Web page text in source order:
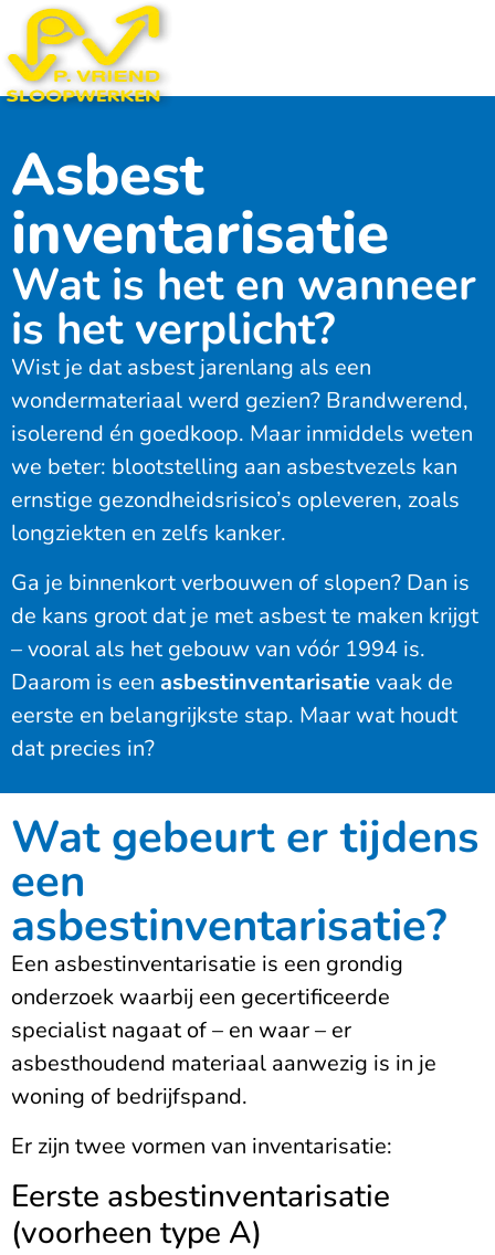
Asbest
inventarisatie
Wat is het en wanneer
is het verplicht?
Wist je dat asbest jarenlang als een
wondermateriaal werd gezien? Brandwerend,
isolerend én goedkoop. Maar inmiddels weten
we beter: blootstelling aan asbestvezels kan
ernstige gezondheidsrisico’s opleveren, zoals
longziekten en zelfs kanker.
Ga je binnenkort verbouwen of slopen? Dan is
de kans groot dat je met asbest te maken krijgt
– vooral als het gebouw van vóór 1994 is.
Daarom is een asbestinventarisatievaak de
eerste en belangrijkste stap. Maar wat houdt
dat precies in?
Wat gebeurt er tijdens
een
asbestinventarisatie?
Een asbestinventarisatie is een grondig
onderzoek waarbij een gecertificeerde
specialist nagaat of – en waar – er
asbesthoudend materiaal aanwezig is in je
woning of bedrijfspand.
Er zijn twee vormen van inventarisatie:
Eerste asbestinventarisatie
(voorheen type A)